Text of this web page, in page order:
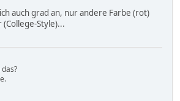
auch grad an, nur andere Farbe (rot)
Style)...